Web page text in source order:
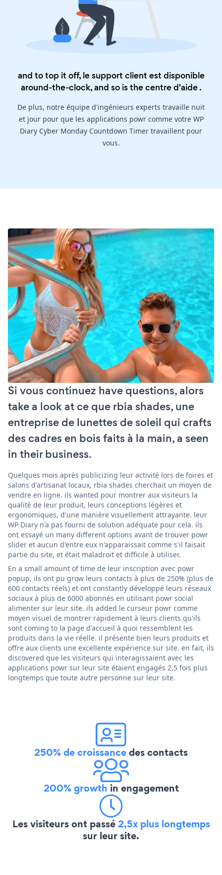
and to top it off, le support client est disponible
around-the-clock, and so is thecentre d'aide.
De plus, notre équipe d'ingénieurs experts travaille nuit
et jour pour que les applications powr comme votre WP
Diary Cyber Monday Countdown Timer travaillent pour
vous.
Si vous continuez have questions, alors
take a look at ce que rbia shades, une
entreprise de lunettes de soleil qui crafts
des cadres en bois faits à la main, a seen
in their business.
Quelques mois après publicizing leur activité lors de foires et
salons d'artisanat locaux, rbia shades cherchait un moyen de
vendre en ligne. ils wanted pour montrer aux visiteurs la
qualité de leur produit, leurs conceptions légères et
ergonomiques, d'une manière visuellement attrayante. leur
WP Diary n'a pas fourni de solution adéquate pour cela. ils
ont essayé un many different options avant de trouver powr
slider et aucun d'entre eux n'apparaissait comme s'il faisait
partie du site, et était maladroit et difficile à utiliser.
En a small amount of time de leur inscription avec powr
popup, ils ont pu grow leurs contacts à plus de 250% (plus de
600 contacts réels) et ont constantly développé leurs réseaux
sociaux à plus de 6000 abonnés en utilisant powr social
alimenter sur leur site. ils added le curseur powr comme
moyen visuel de montrer rapidement à leurs clients qu'ils
sont coming to la page d'accueil à quoi ressemblent les
produits dans la vie réelle. il présente bien leurs produits et
offre aux clients une excellente expérience sur site. en fait, ils
discovered que les visiteurs qui interagissaient avec les
applications powr sur leur site étaient engagés 2,5 fois plus
longtemps que toute autre personne sur leur site.
250% de croissancedes contacts
200% growth in engagement
Les visiteurs ont passé2,5x plus longtemps
sur leur site.